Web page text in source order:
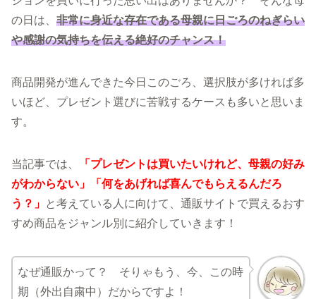
の日は、 非常に身近な存在である母親に日ごろのねぎらい
や感謝の気持ちを伝える絶好のチャンス！
商品開発が進んできた今日このごろ、選択肢が多ければ多
いほど、プレゼント選びに苦戦するケースも多いと思いま
す。
当記事では、
「プレゼントは買いたいけれど、母親の好み
がわからない」「何をあげれば喜んでもらえるんだろ
う？」
と考えている人に向けて、通販サイトで買えるおす
すめ商品をジャンル別に紹介していきます！
なぜ通販かって？ そりゃもう、今、この時
期（外出自粛中）だからですよ！